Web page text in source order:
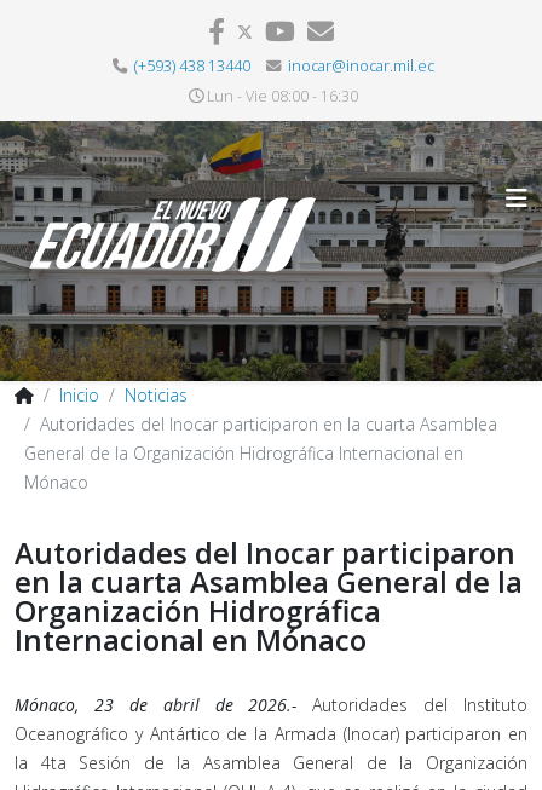
(+593) 438 13440
inocar@inocar.mil.ec
Lun - Vie 08:00 - 16:30
Inicio
Noticias
Autoridades del Inocar participaron en la cuarta Asamblea
General de la Organización Hidrográfica Internacional en
Mónaco
Autoridades del Inocar participaron
en la cuarta Asamblea General de la
Organización Hidrográfica
Internacional en Mónaco
Mónaco, 23 de abril de 2026.- Autoridades del Instituto
Oceanográfico y Antártico de la Armada (Inocar) participaron en
la 4ta Sesión de la Asamblea General de la Organización